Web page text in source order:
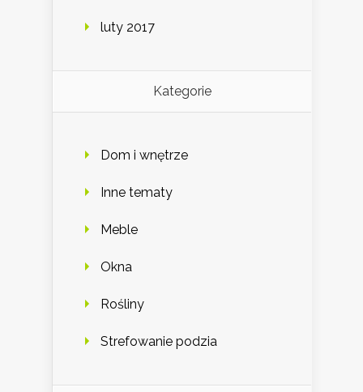
luty 2017
Kategorie
Dom i wnętrze
Inne tematy
Meble
Okna
Rośliny
Strefowanie podzia